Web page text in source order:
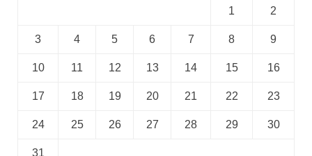
1 2
3 4 5 6 7 8 9
10 11 12 13 14 15 16
17 18 19 20 21 22 23
24 25 26 27 28 29 30
31